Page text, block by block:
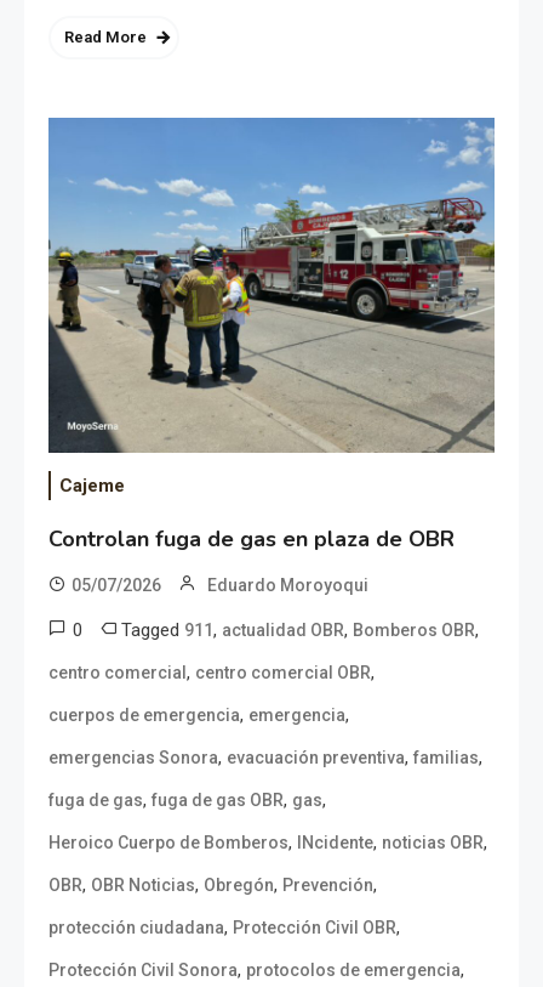
Read More
Cajeme
Controlan fuga de gas en plaza de OBR
05/07/2026 Eduardo Moroyoqui
0 Tagged 911, actualidad OBR, Bomberos OBR,
centro comercial, centro comercial OBR,
cuerpos de emergencia, emergencia,
emergencias Sonora, evacuación preventiva, familias,
fuga de gas, fuga de gas OBR, gas,
Heroico Cuerpo de Bomberos, INcidente, noticias OBR,
OBR, OBR Noticias, Obregón, Prevención,
protección ciudadana, Protección Civil OBR,
Protección Civil Sonora, protocolos de emergencia,